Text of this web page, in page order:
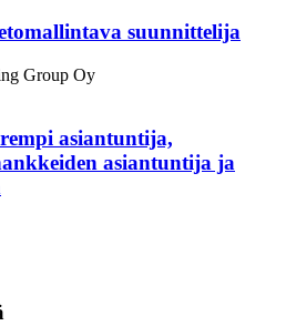
suunnittelija
Group Oy
asiantuntija,
asiantuntija ja